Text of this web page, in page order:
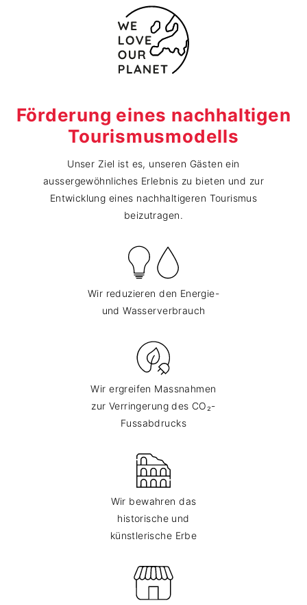
Förderung eines nachhaltigen
Tourismusmodells
Unser Ziel ist es, unseren Gästen ein
aussergewöhnliches Erlebnis zu bieten und zur
Entwicklung eines nachhaltigeren Tourismus
beizutragen.
Wir reduzieren den Energie-
und Wasserverbrauch
Wir ergreifen Massnahmen
zur Verringerung des CO₂-
Fussabdrucks
Wir bewahren das
historische und
künstlerische Erbe